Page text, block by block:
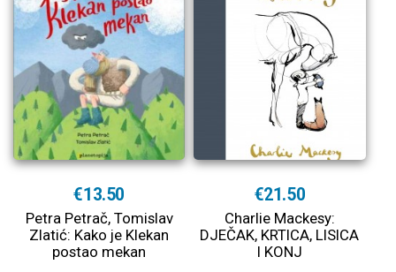
€13.50
Petra Petrač, Tomislav
Zlatić: Kako je Klekan
postao mekan
€21.50
Charlie Mackesy:
DJEČAK, KRTICA, LISICA
I KONJ